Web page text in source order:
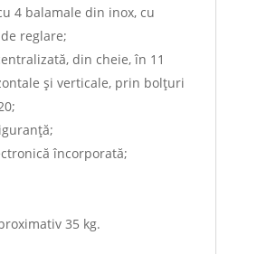
4 balamale din inox, cu
reglare;
din cheie, în 11
şi verticale, prin bolţuri
încorporată;
35 kg.